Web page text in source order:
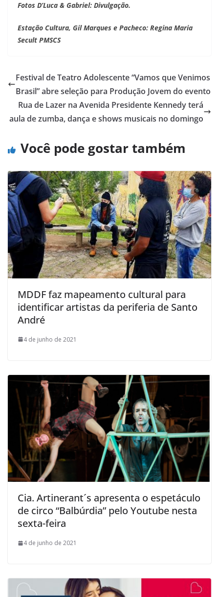
Fotos D’Luca & Gabriel: Divulgação.
Estação Cultura, Gil Marques e Pacheco: Regina Maria
Secult PMSCS
Festival de Teatro Adolescente “Vamos que Venimos
Brasil” abre seleção para Produção Jovem do evento
Rua de Lazer na Avenida Presidente Kennedy terá
aula de zumba, dança e shows musicais no domingo
Você pode gostar também
MDDF faz mapeamento cultural para
identificar artistas da periferia de Santo
André
4 de junho de 2021
Cia. Artinerant´s apresenta o espetáculo
de circo “Balbúrdia” pelo Youtube nesta
sexta-feira
4 de junho de 2021